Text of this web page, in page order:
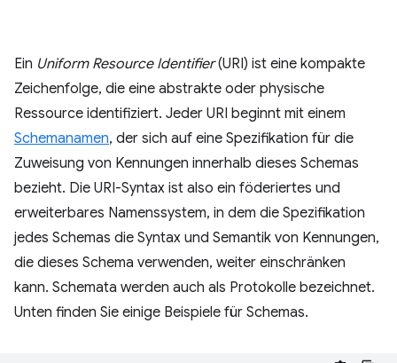
Ein Uniform Resource Identifier(URI) ist eine kompakte
Zeichenfolge, die eine abstrakte oder physische
Ressource identifiziert. Jeder URI beginnt mit einem
Schemanamen, der sich auf eine Spezifikation für die
Zuweisung von Kennungen innerhalb dieses Schemas
bezieht. Die URI-Syntax ist also ein föderiertes und
erweiterbares Namenssystem, in dem die Spezifikation
jedes Schemas die Syntax und Semantik von Kennungen,
die dieses Schema verwenden, weiter einschränken
kann. Schemata werden auch als Protokolle bezeichnet.
Unten finden Sie einige Beispiele für Schemas.